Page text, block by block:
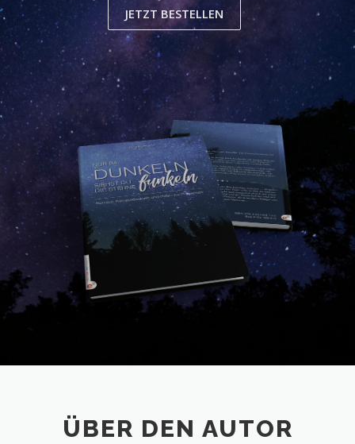
JETZT BESTELLEN
ÜBER DEN AUTOR